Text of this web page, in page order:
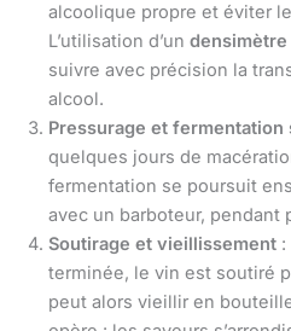
alcoolique propre et éviter
L’utilisation d’un densimètre
suivre avec précision la
alcool.
Pressurage et fermentation
quelques jours de
fermentation se poursuit
avec un barboteur, pendant
Soutirage et vieillissement
terminée, le vin est soutiré
peut alors vieillir en